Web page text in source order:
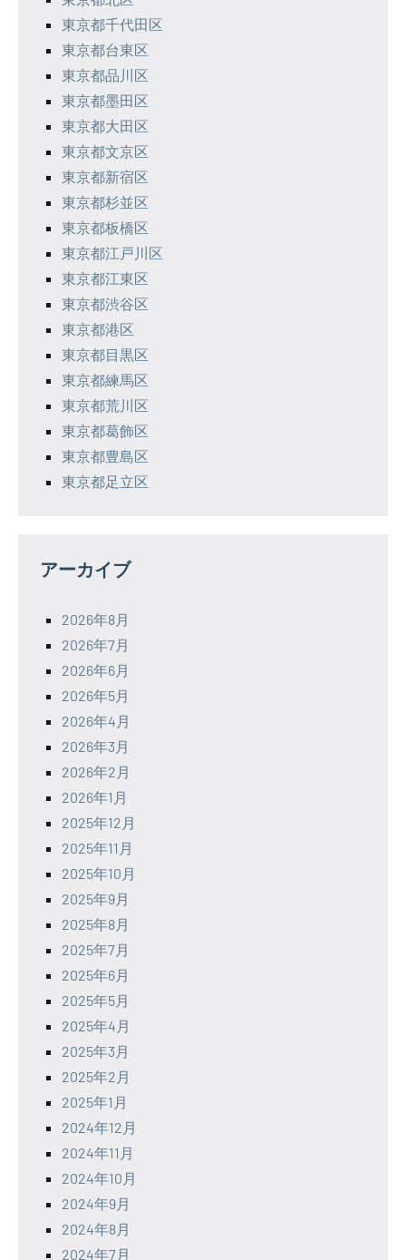
東京都千代田区
東京都台東区
東京都品川区
東京都墨田区
東京都大田区
東京都文京区
東京都新宿区
東京都杉並区
東京都板橋区
東京都江戸川区
東京都江東区
東京都渋谷区
東京都港区
東京都目黒区
東京都練馬区
東京都荒川区
東京都葛飾区
東京都豊島区
東京都足立区
アーカイブ
2026年8月
2026年7月
2026年6月
2026年5月
2026年4月
2026年3月
2026年2月
2026年1月
2025年12月
2025年11月
2025年10月
2025年9月
2025年8月
2025年7月
2025年6月
2025年5月
2025年4月
2025年3月
2025年2月
2025年1月
2024年12月
2024年11月
2024年10月
2024年9月
2024年8月
2024年7月